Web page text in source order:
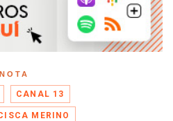
CANAL 13
MERINO